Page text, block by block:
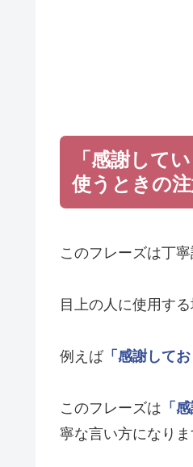
「感謝して
使うときの
このフレーズは丁
目上の人に使用す
例えば「感謝してお
このフレーズは 「
寧な言い方になりま